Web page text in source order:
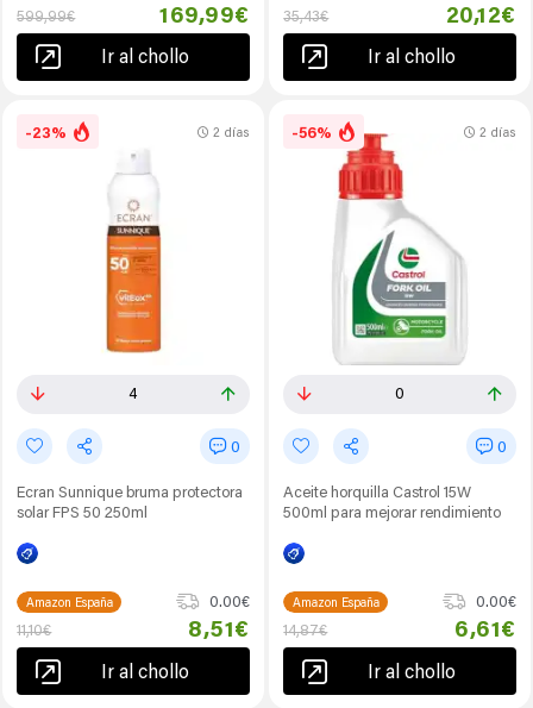
599,99€
169,99€
Ir al chollo
35,43€
20,12€
Ir al chollo
-23%
4
0
Ecran Sunnique bruma protectora
solar FPS 50 250ml
2 días
Amazon España
0.00€
11,10€
8,51€
Ir al chollo
-56%
0
0
Aceite horquilla Castrol 15W
500ml para mejorar rendimiento
2 días
Amazon España
0.00€
14,87€
6,61€
Ir al chollo